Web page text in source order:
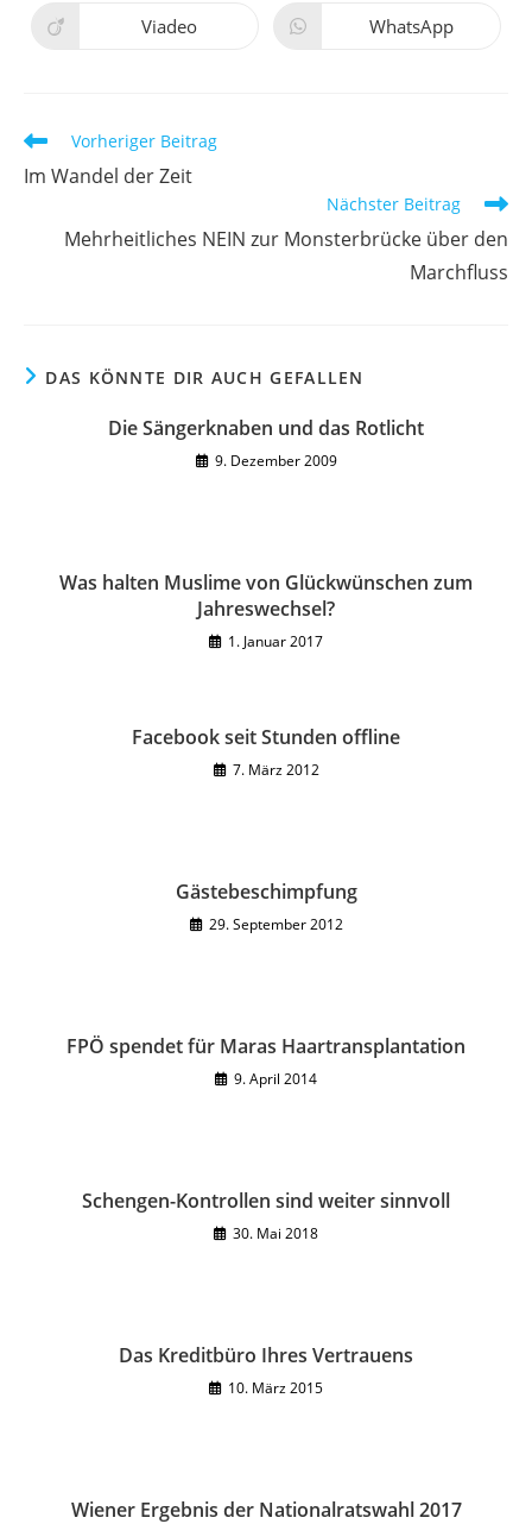
neuen
Fenster
neuen
Fenster
Öffnet
Viadeo Öffnet
WhatsApp
Weitere
ansehen
Vorheriger Beitrag
Im Wandel der Zeit
Nächster Beitrag
Mehrheitliches NEIN zur Monsterbrücke über den
Marchfluss
DAS KÖNNTE DIR AUCH GEFALLEN
Die Sängerknaben und das Rotlicht
9. Dezember 2009
Was halten Muslime von Glückwünschen zum
Jahreswechsel?
1. Januar 2017
Facebook seit Stunden offline
7. März 2012
Gästebeschimpfung
29. September 2012
FPÖ spendet für Maras Haartransplantation
9. April 2014
Schengen-Kontrollen sind weiter sinnvoll
30. Mai 2018
Das Kreditbüro Ihres Vertrauens
10. März 2015
Wiener Ergebnis der Nationalratswahl 2017